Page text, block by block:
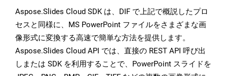
Aspose.Slides Cloud SDK は、DIF で上記で概説したプロ
セスと同様に、MS PowerPoint ファイルをさまざまな画
像形式に変換する高速で簡単な方法を提供します。
Aspose.Slides Cloud API では、直接の REST API 呼び出
しまたは SDK を利用することで、PowerPoint スライドを